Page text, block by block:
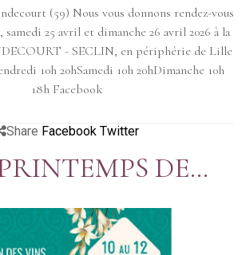
(59) Nous vous donnons rendez-vous
25 avril et dimanche 26 avril 2026 à la
- SECLIN, en périphérie de Lille
10h 20hSamedi 10h 20hDimanche 10h
18h Facebook
Share Facebook Twitter
DE
DU PAPE